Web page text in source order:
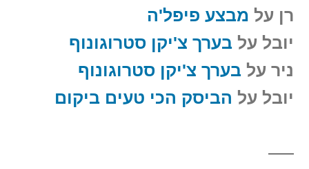
רן על מבצע פיפל'ה
יובל על בערך צ'יקן סטרוגונוף
ניר על בערך צ'יקן סטרוגונוף
יובל על הביסק הכי טעים ביקום